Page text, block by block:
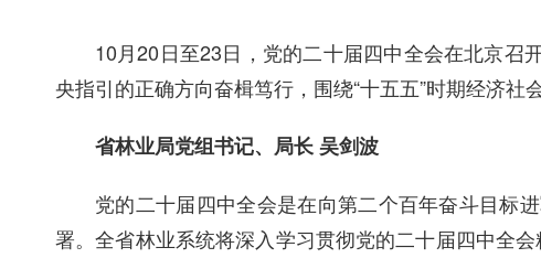
10月20日至23日，党的二十届四中全会在北京召
央指引的正确方向奋楫笃行，围绕“十五五”时期经济
省林业局党组书记、局长 吴剑波
党的二十届四中全会是在向第二个百年奋斗目标
署。全省林业系统将深入学习贯彻党的二十届四中全